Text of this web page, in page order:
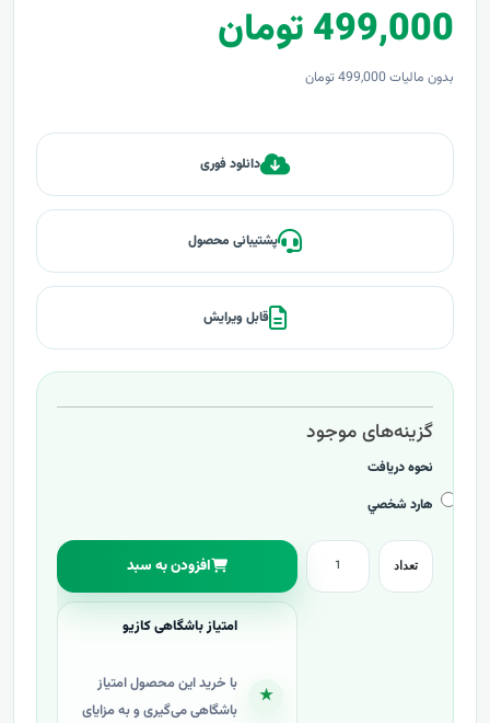
499,000 تومان
بدون مالیات 499,000 تومان
دانلود فوری
پشتیبانی محصول
قابل ویرایش
گزینه‌های موجود
نحوه دريافت
هارد شخصي
تعداد افزودن به سبد
★
امتیاز باشگاهی کازیو
با خرید این محصول امتیاز
باشگاهی می‌گیری و به مزایای